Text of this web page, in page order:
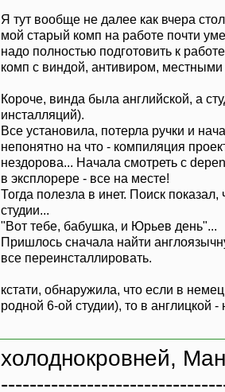
Я тут вообще не далее как вчера
мой старый комп на работе почти
надо полностью подготовить к
комп с виндой, антивиром,
Короче, винда была английской, а
инсталляций).
Все установила, потерла ручки и
непонятно на что - компиляция
нездорова... Начала смотреть с
в эксплорере - все на месте!
Тогда полезла в инет. Поиск
студии...
"Вот тебе, бабушка, и Юрьев день"...
Пришлось сначала найти
все переинсталлировать.
кстати, обнаружила, что если в
родной 6-ой студии), то в англицкой -
холоднокровней,